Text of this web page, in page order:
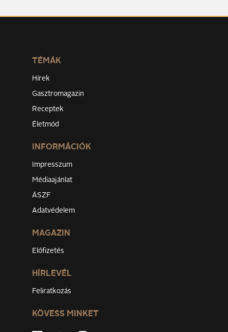
TÉMÁK
Hírek
Gasztromagazin
Receptek
Életmód
INFORMÁCIÓK
Impresszum
Médiaajánlat
ÁSZF
Adatvédelem
MAGAZIN
Előfizetés
HÍRLEVÉL
Feliratkozás
KÖVESS MINKET